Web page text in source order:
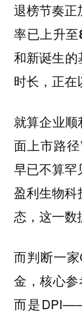
退榜节奏正
率已上升
和新诞生的
时长，正在
就算企业顺
面上市路
早已不算罕
盈利生物科
态，这一数
而判断一
金，核心参
而是